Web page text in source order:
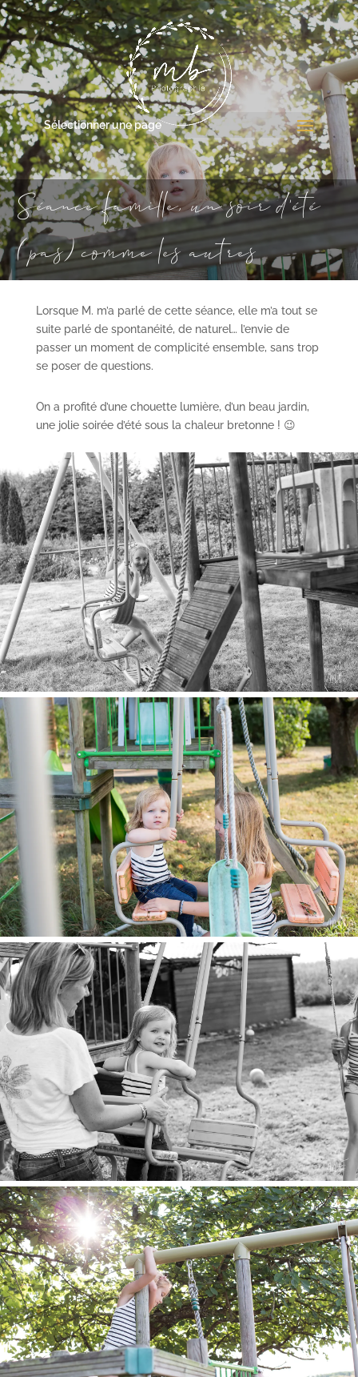
Sélectionner une page
Séance famille, un soir d’été
(pas) comme les autres
Lorsque M. m’a parlé de cette séance, elle m’a tout se
suite parlé de spontanéité, de naturel… l’envie de
passer un moment de complicité ensemble, sans trop
se poser de questions.
On a profité d’une chouette lumière, d’un beau jardin,
une jolie soirée d’été sous la chaleur bretonne ! 😉